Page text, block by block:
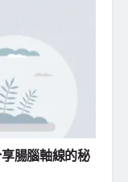
腸腦軸線的秘